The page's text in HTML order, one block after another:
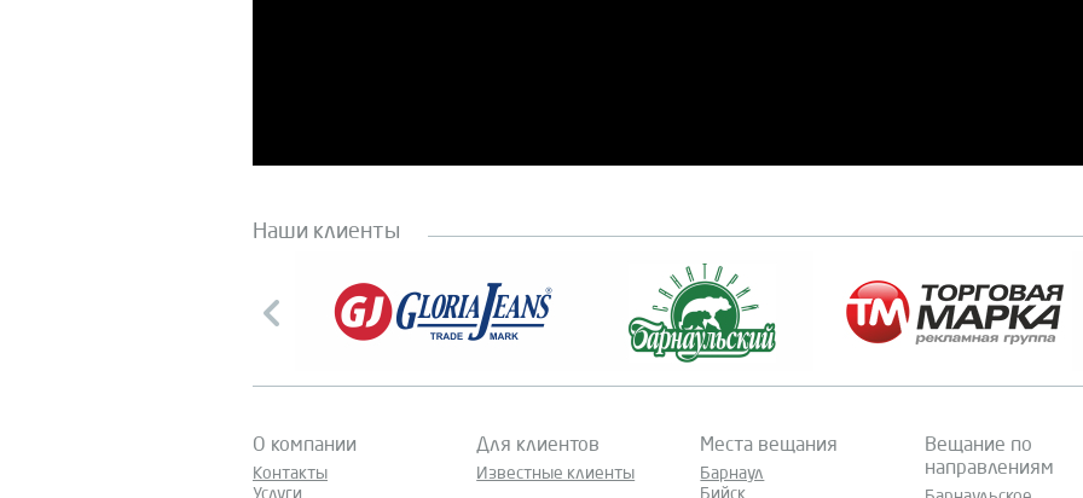
Наши клиенты
О компании
Контакты
Услуги
Для клиентов
Известные клиенты
Места вещания
Барнаул
Бийск
Вещание по
направлениям